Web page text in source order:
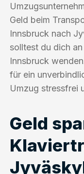
Geld beim
Innsbruck nach
solltest du dich
Innsbruck
für ein
Umzug stressfrei
Geld